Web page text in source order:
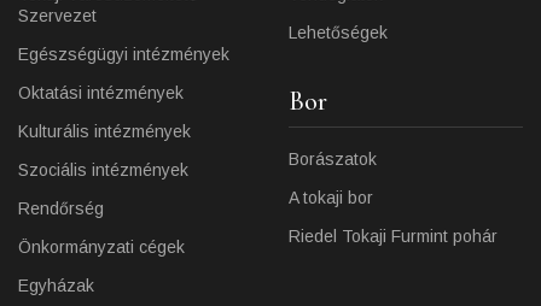
Szervezet
Egészségügyi intézmények
Oktatási intézmények
Kulturális intézmények
Szociális intézmények
Rendőrség
Önkormányzati cégek
Egyházak
Lehetőségek
Bor
Borászatok
A tokaji bor
Riedel Tokaji Furmint pohár